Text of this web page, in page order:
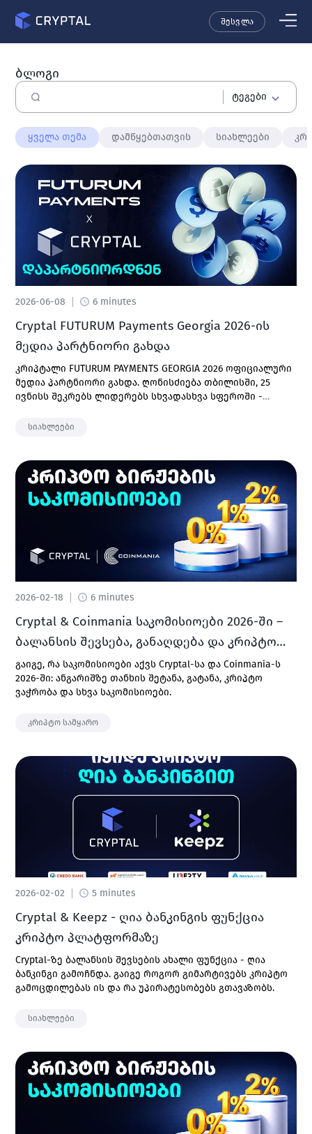
შესვლა
ბლოგი
ტეგები
ყველა თემა დამწყებთათვის სიახლეები
2026-06-08 6 minutes
Cryptal FUTURUM Payments Georgia 2026-ის
მედია პარტნიორი გახდა
კრიპტალი FUTURUM PAYMENTS GEORGIA 2026 ოფიციალური
მედია პარტნიორი გახდა. ღონისძიება თბილისში, 25
ივნისს შეკრებს ლიდერებს სხვადასხვა სფეროში -
სხვა.სიახლეები
2026-02-18 6 minutes
Cryptal & Coinmania საკომისიოები 2026-ში –
ბალანსის შევსება, განაღდება და კრიპტო
ვაჭრობა
გაიგე, რა საკომისიოები აქვს Cryptal-სა და Coinmania-ს
2026-ში: ანგარიშზე თანხის შეტანა, გატანა, კრიპტო
ვაჭრობა და სხვა საკომისიოები.
კრიპტო სამყარო
2026-02-02 5 minutes
Cryptal & Keepz - ღია ბანკინგის ფუნქცია
კრიპტო პლატფორმაზე
Cryptal-ზე ბალანსის შევსების ახალი ფუნქცია - ღია
ბანკინგი გამოჩნდა. გაიგე როგორ გიმარტივებს კრიპტო
გამოცდილებას ის და რა უპირატესობებს გთავაზობს.
სიახლეები